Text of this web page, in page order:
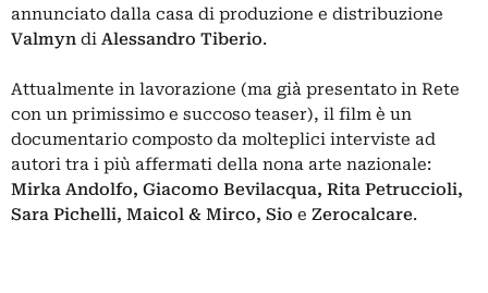
annunciato dalla casa di produzione e distribuzione
Valmyn di Alessandro Tiberio.
Attualmente in lavorazione (ma già presentato in Rete
con un primissimo e succoso teaser), il film è un
documentario composto da molteplici interviste ad
autori tra i più affermati della nona arte nazionale:
Mirka Andolfo, Giacomo Bevilacqua, Rita Petruccioli,
Sara Pichelli, Maicol & Mirco, Sio e Zerocalcare.